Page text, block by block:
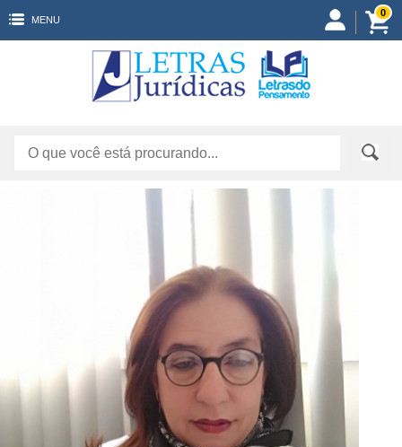
MENU
0